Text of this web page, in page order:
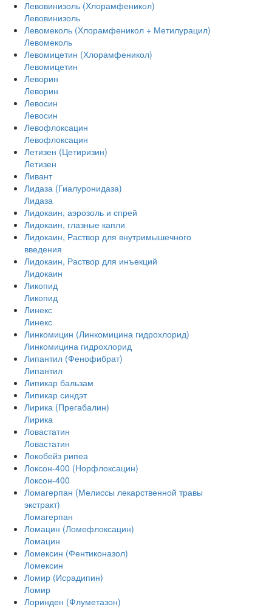
Левовинизоль (Хлорамфеникол)
Левовинизоль
Левомеколь (Хлорамфеникол + Метилурацил)
Левомеколь
Левомицетин (Хлорамфеникол)
Левомицетин
Леворин
Леворин
Левосин
Левосин
Левофлоксацин
Левофлоксацин
Летизен (Цетиризин)
Летизен
Ливант
Лидаза (Гиалуронидаза)
Лидаза
Лидокаин, аэрозоль и спрей
Лидокаин, глазные капли
Лидокаин, Раствор для внутримышечного
введения
Лидокаин, Раствор для инъекций
Лидокаин
Ликопид
Ликопид
Линекс
Линекс
Линкомицин (Линкомицина гидрохлорид)
Линкомицина гидрохлорид
Липантил (Фенофибрат)
Липантил
Липикар бальзам
Липикар синдэт
Лирика (Прегабалин)
Лирика
Ловастатин
Ловастатин
Локобейз рипеа
Локсон-400 (Норфлоксацин)
Локсон-400
Ломагерпан (Мелиссы лекарственной травы
экстракт)
Ломагерпан
Ломацин (Ломефлоксацин)
Ломацин
Ломексин (Фентиконазол)
Ломексин
Ломир (Исрадипин)
Ломир
Лоринден (Флуметазон)